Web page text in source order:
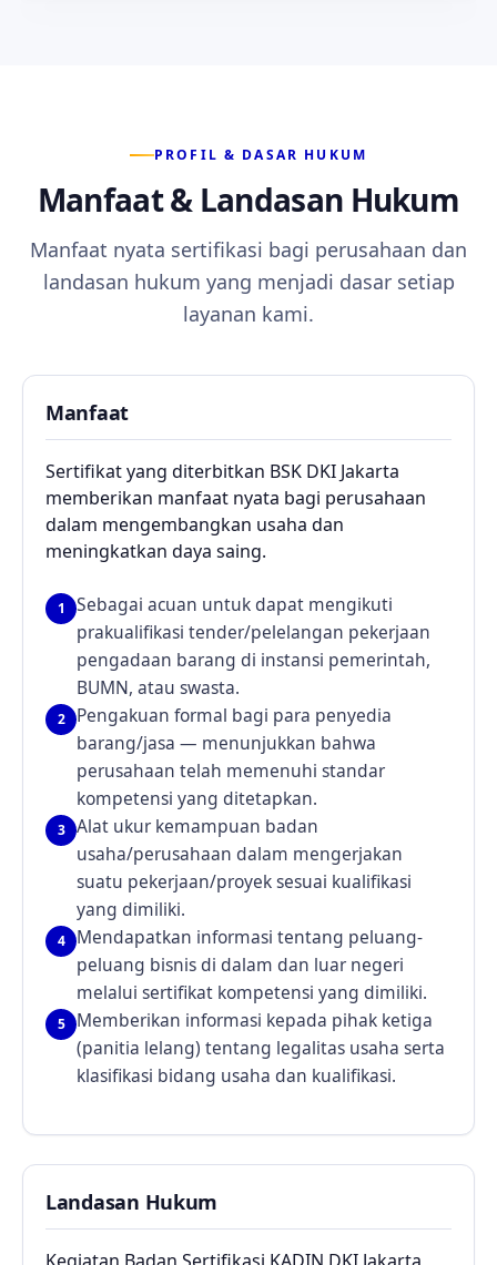
PROFIL & DASAR HUKUM
Manfaat & Landasan Hukum
Manfaat nyata sertifikasi bagi perusahaan dan
landasan hukum yang menjadi dasar setiap
layanan kami.
Manfaat
Sertifikat yang diterbitkan BSK DKI Jakarta
memberikan manfaat nyata bagi perusahaan
dalam mengembangkan usaha dan
meningkatkan daya saing.
1
Sebagai acuan untuk dapat mengikuti
prakualifikasi tender/pelelangan pekerjaan
pengadaan barang di instansi pemerintah,
BUMN, atau swasta.
2
Pengakuan formal bagi para penyedia
barang/jasa — menunjukkan bahwa
perusahaan telah memenuhi standar
kompetensi yang ditetapkan.
3
Alat ukur kemampuan badan
usaha/perusahaan dalam mengerjakan
suatu pekerjaan/proyek sesuai kualifikasi
yang dimiliki.
4
Mendapatkan informasi tentang peluang-
peluang bisnis di dalam dan luar negeri
melalui sertifikat kompetensi yang dimiliki.
5
Memberikan informasi kepada pihak ketiga
(panitia lelang) tentang legalitas usaha serta
klasifikasi bidang usaha dan kualifikasi.
Landasan Hukum